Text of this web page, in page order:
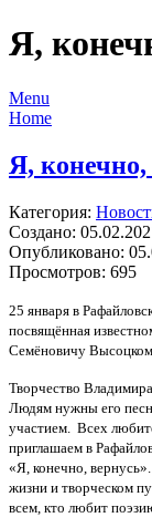
Я,
Menu
Home
Я, конечно,
Категория:
Создано:
Опубликовано:
Просмотров: 695
25 января в
посвящённая
Семёновичу
Творчество
Людям нужны его
участием. Всех
приглашаем в
«Я, конечно,
жизни и творческом
всем, кто любит